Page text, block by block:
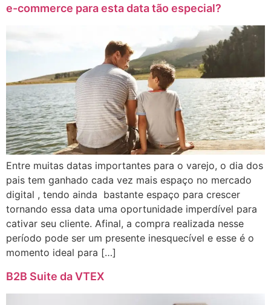
e-commerce para esta data tão especial?
Entre muitas datas importantes para o varejo, o dia dos
pais tem ganhado cada vez mais espaço no mercado
digital , tendo ainda bastante espaço para crescer
tornando essa data uma oportunidade imperdível para
cativar seu cliente. Afinal, a compra realizada nesse
período pode ser um presente inesquecível e esse é o
momento ideal para […]
B2B Suite da VTEX